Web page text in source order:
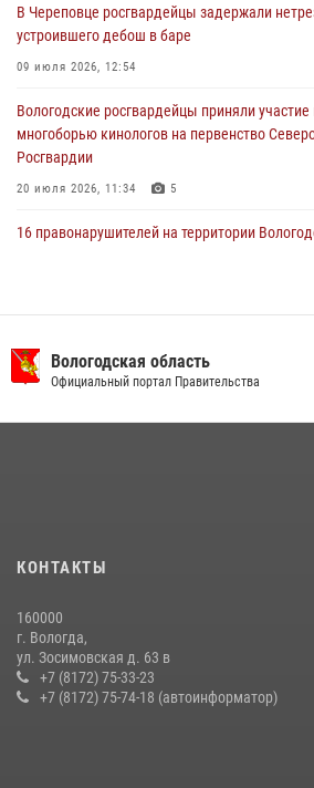
29 июля 2026, 13:20
В Череповце росгвардейцы задержали
устроившего дебош в баре
09 июля 2026, 12:54
Вологодские росгвардейцы приняли
многоборью кинологов на первенство
Росгвардии
20 июля 2026, 11:34 5
16 правонарушителей на территории
В Великом Устюге росгвардейцы задержали
стрельбу
Росгвардии в Вологодской области
26 единиц оружия сдали росгвардейцам
Вологодской области за минувшую неделю
11 июля 2026, 05:49
Вологодская область
Официальный портал Правительства
КОНТАКТЫ
160000
г. Вологда,
ул. Зосимовская д. 63 в
+7 (8172) 75-33-23
+7 (8172) 75-74-18 (автоинформатор)